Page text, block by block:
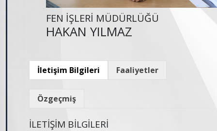
FEN İŞLERİ MÜDÜRLÜĞÜ
HAKAN YILMAZ
İletişim Bilgileri Faaliyetler
Özgeçmiş
İLETİŞİM BİLGİLERİ